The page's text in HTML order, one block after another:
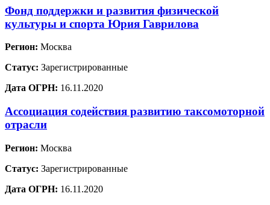
Фонд поддержки и развития физической
культуры и спорта Юрия Гаврилова
Регион: Москва
Статус: Зарегистрированные
Дата ОГРН: 16.11.2020
Ассоциация содействия развитию таксомоторной
отрасли
Регион: Москва
Статус: Зарегистрированные
Дата ОГРН: 16.11.2020